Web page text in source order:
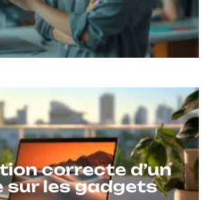
correcte d’un
sur les gadgets